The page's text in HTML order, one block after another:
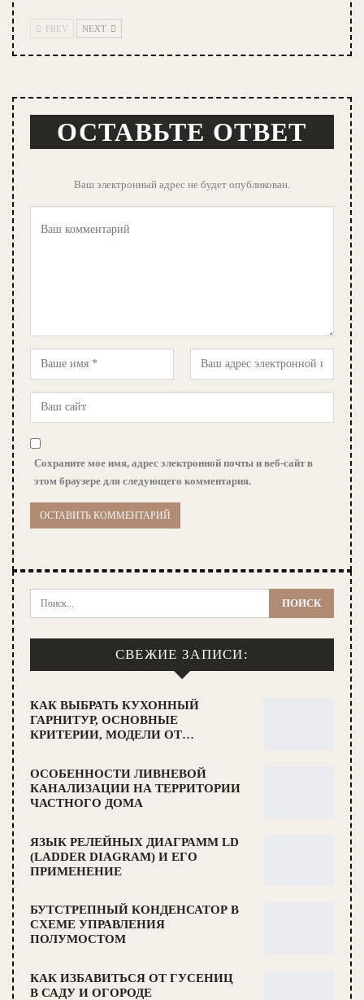
PREV NEXT
ОСТАВЬТЕ ОТВЕТ
Ваш электронный адрес не будет опубликован.
Сохраните мое имя, адрес электронной почты и веб-сайт в
этом браузере для следующего комментария.
СВЕЖИЕ ЗАПИСИ:
КАК ВЫБРАТЬ КУХОННЫЙ
ГАРНИТУР, ОСНОВНЫЕ
КРИТЕРИИ, МОДЕЛИ ОТ…
ОСОБЕННОСТИ ЛИВНЕВОЙ
КАНАЛИЗАЦИИ НА ТЕРРИТОРИИ
ЧАСТНОГО ДОМА
ЯЗЫК РЕЛЕЙНЫХ ДИАГРАММ LD
(LADDER DIAGRAM) И ЕГО
ПРИМЕНЕНИЕ
БУТСТРЕПНЫЙ КОНДЕНСАТОР В
СХЕМЕ УПРАВЛЕНИЯ
ПОЛУМОСТОМ
КАК ИЗБАВИТЬСЯ ОТ ГУСЕНИЦ
В САДУ И ОГОРОДЕ